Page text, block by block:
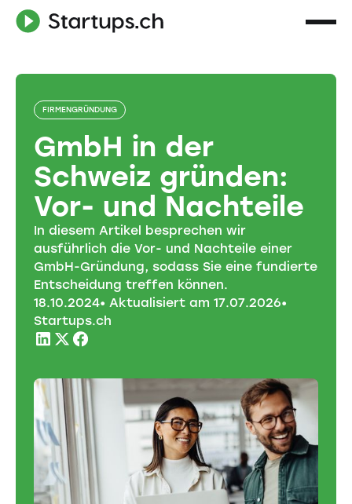
FIRMENGRÜNDUNG
GmbH in der
Schweiz gründen:
Vor- und Nachteile
In diesem Artikel besprechen wir
ausführlich die Vor- und Nachteile einer
GmbH-Gründung, sodass Sie eine fundierte
Entscheidung treffen können.
18.10.2024• Aktualisiert am 17.07.2026•
Startups.ch